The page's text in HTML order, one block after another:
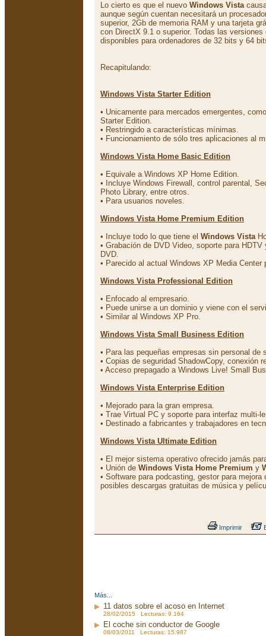
Lo cierto es que el nuevo Windows Vista
aunque según cuentan necesitará un
superior, 2Gb de memoria RAM y una tarjeta
con DirectX 9.1 o superior. Todas las
disponibles para ordenadores de 32 bits y 64
Recapitulando:
Windows Vista Starter Edition
• Unicamente para mercados emergentes,
Starter Edition.
• Restringido a características mínimas.
• Funcionamiento de sólo tres aplicaciones al
Windows Vista Home Basic Edition
• Equivale a Windows XP Home Edition.
• Incluye Windows Firewall, control parental,
Photo Library, entre otros.
• Para usuarios noveles.
Windows Vista Home Premium Edition
• Incluye todo lo que tiene el Windows Vista
• Grabación de DVD Video, soporte para
DVD.
• Parecido al actual Windows XP Media
Windows Vista Professional Edition
• Enfocado al empresario.
• Puede unirse a un dominio y viene con el
• Similar al Windows XP Pro.
Windows Vista Small Business Edition
• Para las pequeñas empresas sin personal de
• Copias de seguridad ShadowCopy, conexión
• Acceso prepagado a Windows Live! Small
Windows Vista Enterprise Edition
• Mejorado para la gran empresa.
• Trae Virtual PC y soporte para interfaz multi-
• Destinado a fabricantes y trabajadores en
Windows Vista Ultimate Edition
• El mejor sistema operativo ofrecido jamás
• Unión de Windows Vista Home Premium y
• Software para podcasting, gestor para
posibles descargas gratuitas de música y
Imprimir
Más...
11 datos sobre el acoso en Internet
28/02/2015 Lecturas: 9.164
El coche sin conductor de Google
08/03/2011 Lecturas: 15.987